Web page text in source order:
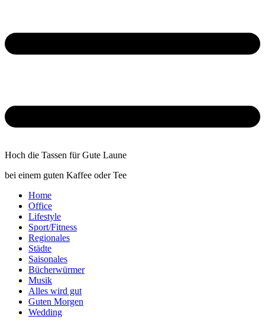
Hoch die Tassen für Gute Laune
bei einem guten Kaffee oder Tee
Home
Office
Lifestyle
Sport/Fitness
Regionales
Städte
Saisonales
Bücherwürmer
Musik
Alles wird gut
Guten Morgen
Wedding